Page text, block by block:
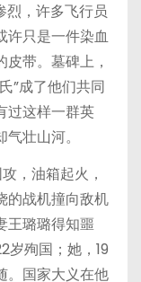
烈，许多飞行员
许只是一件染血
带。墓碑上，
”成了他们共同
过这样一群英
壮山河。
，油箱起火，
的战机撞向敌机
王璐璐得知噩
岁殉国；她，19
。国家大义在他